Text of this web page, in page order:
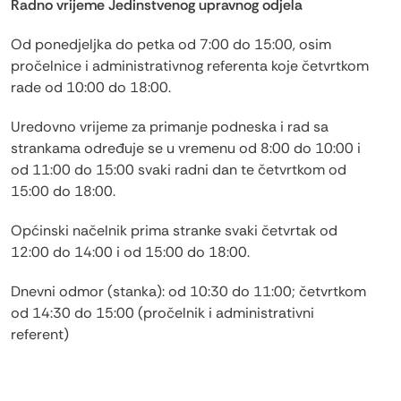
Radno vrijeme Jedinstvenog upravnog odjela
Od ponedjeljka do petka od 7:00 do 15:00, osim
pročelnice i administrativnog referenta koje četvrtkom
rade od 10:00 do 18:00.
Uredovno vrijeme za primanje podneska i rad sa
strankama određuje se u vremenu od 8:00 do 10:00 i
od 11:00 do 15:00 svaki radni dan te četvrtkom od
15:00 do 18:00.
Općinski načelnik prima stranke svaki četvrtak od
12:00 do 14:00 i od 15:00 do 18:00.
Dnevni odmor (stanka): od 10:30 do 11:00; četvrtkom
od 14:30 do 15:00 (pročelnik i administrativni
referent)